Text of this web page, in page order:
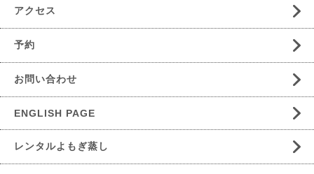
アクセス
予約
お問い合わせ
ENGLISH PAGE
レンタルよもぎ蒸し